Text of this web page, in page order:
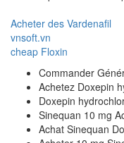
Acheter des Vardenafil
vnsoft.vn
cheap Floxin
Commander
Achetez Doxepin
Doxepin
Sinequan 10 mg
Achat Sinequan